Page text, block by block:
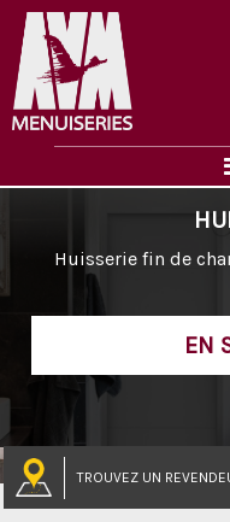
TROUVEZ UN
Huisserie fin de
EN